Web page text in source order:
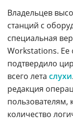
Владельцев
станций с
специальная
Workstations.
подтвердило
всего лета слухи
редакция
количество